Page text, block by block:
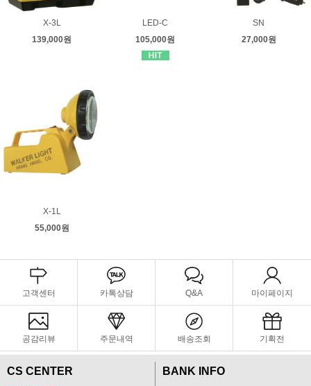
X-3L
139,000원
LED-C
105,000원
SN
27,000원
X-1L
55,000원
고객센터 카톡상담 Q&A 마이페이지
공감리뷰 주문내역 배송조회 기획전
CS CENTER
BANK INFO